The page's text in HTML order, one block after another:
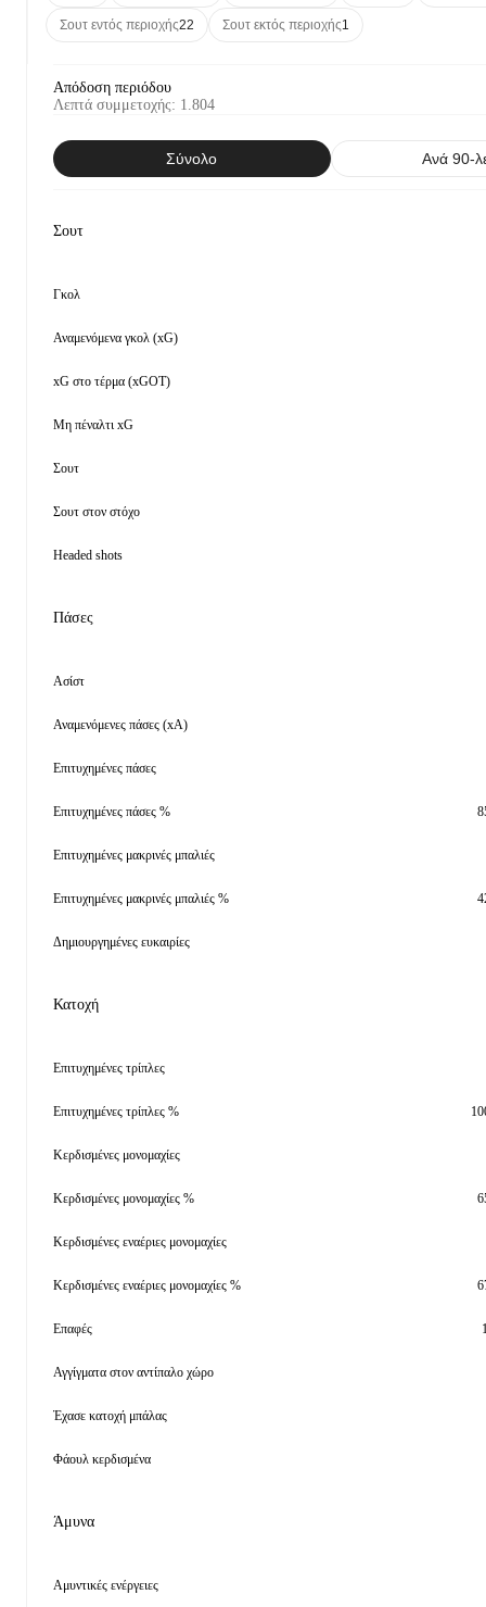
Σουτ εντός περιοχής22 Σουτ εκτός περιοχής1
Απόδοση περιόδου
Λεπτά συμμετοχής: 1.804
Σύνολο Ανά 90-
Σουτ
Γκολ
Αναμενόμενα γκολ (xG)
xG στο τέρμα (xGOT)
Μη πέναλτι xG
Σουτ
Σουτ στον στόχο
Headed shots
Πάσες
Ασίστ
Αναμενόμενες πάσες (xA)
Επιτυχημένες πάσες
Επιτυχημένες πάσες %
Επιτυχημένες μακρινές μπαλιές
Επιτυχημένες μακρινές μπαλιές %
Δημιουργημένες ευκαιρίες
Κατοχή
Επιτυχημένες τρίπλες
Επιτυχημένες τρίπλες %
Κερδισμένες μονομαχίες
Κερδισμένες μονομαχίες %
Κερδισμένες εναέριες μονομαχίες
Κερδισμένες εναέριες μονομαχίες %
Επαφές
Αγγίγματα στον αντίπαλο χώρο
Έχασε κατοχή μπάλας
Φάουλ κερδισμένα
Άμυνα
Αμυντικές ενέργειες